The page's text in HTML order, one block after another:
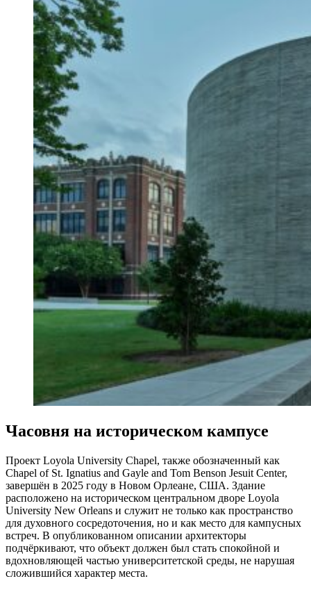
Часовня на историческом кампусе
Проект Loyola University Chapel, также обозначенный как
Chapel of St. Ignatius and Gayle and Tom Benson Jesuit Center,
завершён в 2025 году в Новом Орлеане, США. Здание
расположено на историческом центральном дворе Loyola
University New Orleans и служит не только как пространство
для духовного сосредоточения, но и как место для кампусных
встреч. В опубликованном описании архитекторы
подчёркивают, что объект должен был стать спокойной и
вдохновляющей частью университетской среды, не нарушая
сложившийся характер места.